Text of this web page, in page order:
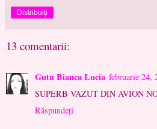
Distribuiți
13 comentarii:
Gutu Bianca Lucia februarie 24,
SUPERB VAZUT DIN AVION
Răspundeți